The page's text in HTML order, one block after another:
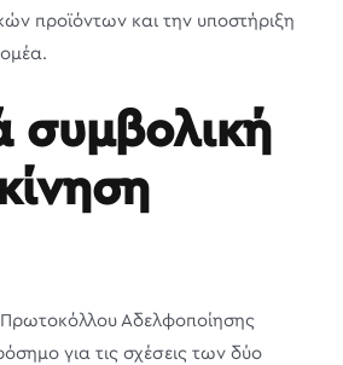
προϊόντων και την υποστήριξη
συμβολική
Αδελφοποίησης
για τις σχέσεις των δύο